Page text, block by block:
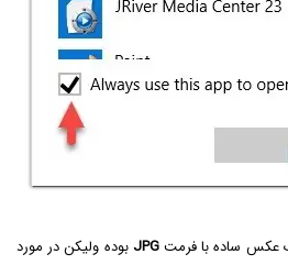
یک عکس ساده با فرمتJPG بوده ولیکن در مورد